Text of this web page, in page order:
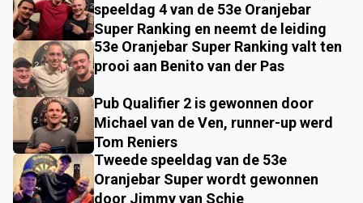
speeldag 4 van de 53e Oranjebar
Super Ranking en neemt de leiding
53e Oranjebar Super Ranking valt ten
prooi aan Benito van der Pas
Pub Qualifier 2 is gewonnen door
Michael van de Ven, runner-up werd
Tom Reniers
Tweede speeldag van de 53e
Oranjebar Super wordt gewonnen
door Jimmy van Schie